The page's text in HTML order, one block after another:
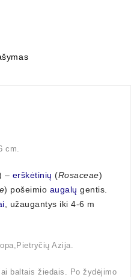
cm.
– erškėtinių (Rosaceae)
) pošeimio augalų gentis.
, užaugantys iki 4-6 m
Azija.
baltais žiedais. Po žydėjimo